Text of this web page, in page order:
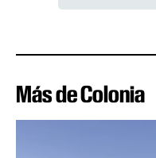
Más de Colonia